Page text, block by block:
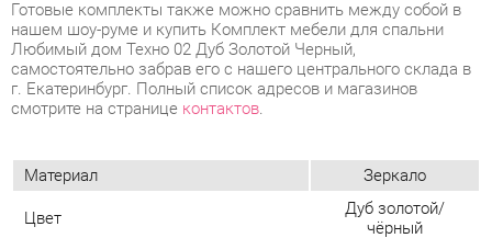
Материал Зеркало
Цвет
Дуб золотой/
Стиль интерьера
Современный
см
160x200